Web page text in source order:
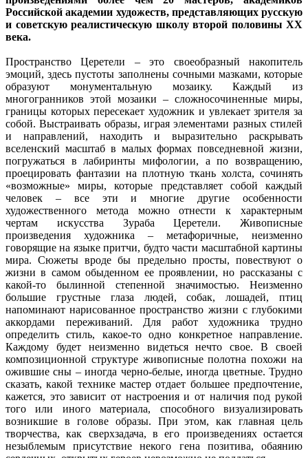
Российской академии художеств, представляющих русскую
и советскую реалистическую школу второй половины XX
века.
Пространство Церетели – это своеобразный накопитель
эмоций, здесь пустоты заполнены сочными мазками, которые
образуют монументальную мозаику. Каждый из
многогранников этой мозаики – сложносочиненные миры,
границы которых пересекает художник и увлекает зрителя за
собой. Выстраивать образы, играя элементами разных стилей
и направлений, находить и выразительно раскрывать
вселенский масштаб в малых формах повседневной жизни,
погружаться в лабиринты мифологии, а по возвращению,
проецировать фантазии на плотную ткань холста, сочинять
«возможные» миры, которые представляет собой каждый
человек – все эти и многие другие особенности
художественного метода можно отнести к характерным
чертам искусства Зураба Церетели. Живописные
произведения художника – метафоричные, неизменно
говорящие на языке притчи, будто части масштабной картины
мира. Сюжеты вроде бы предельно просты, повествуют о
жизни в самом обыденном ее проявлении, но рассказаны с
какой-то былинной степенной значимостью. Неизменно
большие грустные глаза людей, собак, лошадей, птиц
напоминают нарисованное пространство жизни с глубокими
аккордами переживаний. Для работ художника трудно
определить стиль, какое-то одно конкретное направление.
Каждому будет неизменно видеться нечто свое. В своей
композиционной структуре живописные полотна похожи на
ожившие сны – иногда черно-белые, иногда цветные. Трудно
сказать, какой технике мастер отдает большее предпочтение,
кажется, это зависит от настроения и от наличия под рукой
того или иного материала, способного визуализировать
возникшие в голове образы. При этом, как главная цель
творчества, как сверхзадача, в его произведениях остается
незыблемым присутствие некого гена позитива, обаянию